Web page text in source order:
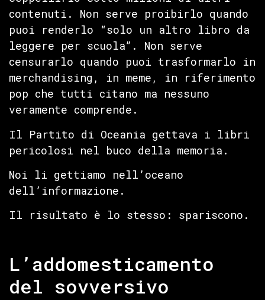
contenuti. Non serve proibirlo quando
puoi renderlo “solo un altro libro da
leggere per scuola”. Non serve
censurarlo quando puoi trasformarlo in
merchandising, in meme, in riferimento
pop che tutti citano ma nessuno
veramente comprende.
Il Partito di Oceania gettava i libri
pericolosi nel buco della memoria.
Noi li gettiamo nell’oceano
dell’informazione.
Il risultato è lo stesso: spariscono.
L’addomesticamento
del sovversivo